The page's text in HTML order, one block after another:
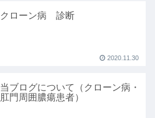
クローン病 診断
2020.11.30
当ブログについて（クローン病・
肛門周囲膿瘍患者）